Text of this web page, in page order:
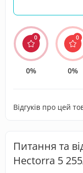
0
0%
0
0%
Відгуків про цей
Питання та
Hectorra 5